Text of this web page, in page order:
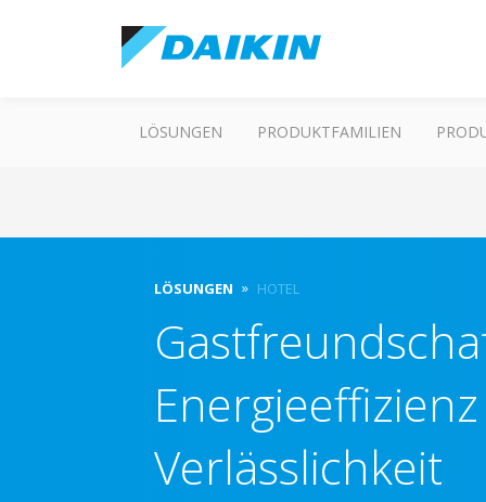
LÖSUNGEN PRODUKTFAMILIEN
LÖSUNGEN HOTEL
Verlässlichkeit